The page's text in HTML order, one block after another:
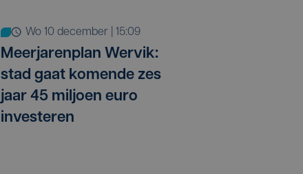
wo 10 december | 15:09
Meerjarenplan Wervik:
stad gaat komende zes
jaar 45 miljoen euro
investeren